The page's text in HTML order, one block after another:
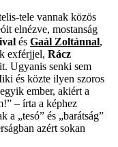
tele vannak közös
elnézve, mostanság
és Gaál Zoltánnal,
exférjjel, Rácz
Ugyanis senki sem
és közte ilyen szoros
ember, akiért a
– írta a képhez
a „tesó” és „barátság”
azért sokan